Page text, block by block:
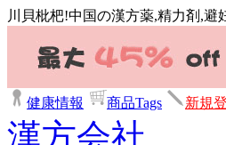
川貝枇杷!中国の漢方薬,精力剤,
健康情報 商品Tags 新規
漢方会社